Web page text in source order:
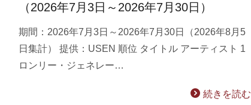
（2026年7月3日～2026年7月30日）
期間：2026年7月3日～2026年7月30日（2026年8月5
日集計） 提供：USEN 順位 タイトル アーティスト 1
ロンリー・ジェネレー…
続きを読む